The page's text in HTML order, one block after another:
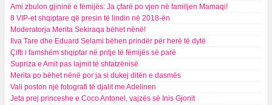
Ami zbulon gjininë e fëmijës: Ja çfarë po vjen në familjen Mamaqi!
8 VIP-et shqiptare që presin të lindin në 2018-ën
Moderatorja Merita Sekiraqa bëhet nënë!
Ilva Tare dhe Eduard Selami bëhen prindër për herë të dytë
Çifti i famshëm shqiptar në pritje të fëmijës së parë
Supriza e Amit pas lajmit të shtatzënisë
Merita po bëhet nënë por ja si dukej ditën e dasmës
Vali poston një fotografi të djalit me Adelinen
Jeta prej princeshe e Coco Antonel, vajzës së Inis Gjonit